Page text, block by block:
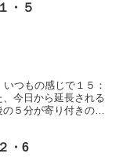
・５
つもの感じで１５：
今日から延長される
５分が寄り付きの様
・6